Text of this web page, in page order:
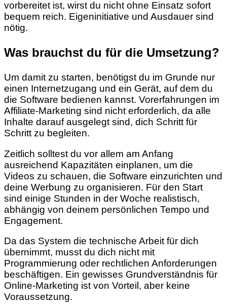
vorbereitet ist, wirst du nicht ohne Einsatz sofort
bequem reich. Eigeninitiative und Ausdauer sind
nötig.
Was brauchst du für die Umsetzung?
Um damit zu starten, benötigst du im Grunde nur
einen Internetzugang und ein Gerät, auf dem du
die Software bedienen kannst. Vorerfahrungen im
Affiliate-Marketing sind nicht erforderlich, da alle
Inhalte darauf ausgelegt sind, dich Schritt für
Schritt zu begleiten.
Zeitlich solltest du vor allem am Anfang
ausreichend Kapazitäten einplanen, um die
Videos zu schauen, die Software einzurichten und
deine Werbung zu organisieren. Für den Start
sind einige Stunden in der Woche realistisch,
abhängig von deinem persönlichen Tempo und
Engagement.
Da das System die technische Arbeit für dich
übernimmt, musst du dich nicht mit
Programmierung oder rechtlichen Anforderungen
beschäftigen. Ein gewisses Grundverständnis für
Online-Marketing ist von Vorteil, aber keine
Voraussetzung.